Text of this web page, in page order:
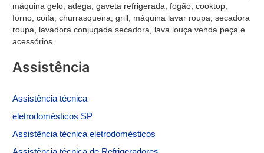
máquina gelo, adega, gaveta refrigerada, fogão, cooktop,
forno, coifa, churrasqueira, grill, máquina lavar roupa, secadora
roupa, lavadora conjugada secadora, lava louça venda peça e
acessórios.
Assistência
Assistênciatécnica
eletrodomésticos SP
Assistência técnica eletrodomésticos